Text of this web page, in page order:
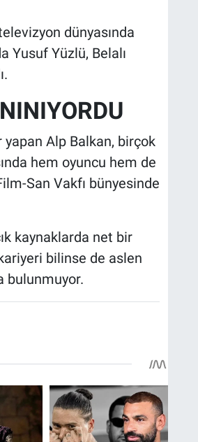
dünyasında
Yusuf Yüzlü, Belalı
yapan Alp Balkan, birçok
hem oyuncu hem de
San Vakfı bünyesinde
kaynaklarda net bir
bilinse de aslen
bulunmuyor.